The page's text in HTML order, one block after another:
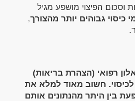
וסכום הפיצוי מושפע מגיל
כיסוי גבוהים יותר מהצורך,
רפואי (הצהרת בריאות)
חשוב מאוד למלא את
בין היתר מהנתונים אותם